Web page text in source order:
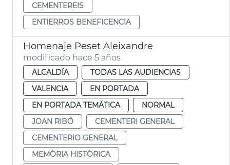
CEMENTEREIS
ENTIERROS BENEFICENCIA
Homenaje Peset Aleixandre
modificado hace 5 años
ALCALDÍA
TODAS LAS AUDIENCIAS
VALENCIA
EN PORTADA
EN PORTADA TEMÁTICA
NORMAL
JOAN RIBÓ
CEMENTERI GENERAL
CEMENTERIO GENERAL
MEMÒRIA HISTÒRICA